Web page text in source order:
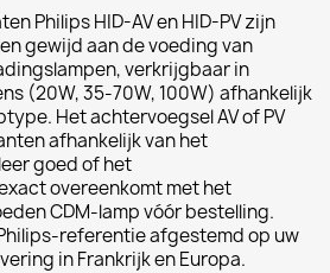
Philips HID-AV en HID-PVzijn
gewijd aan de voeding van
verkrijgbaar in
(20W, 35-70W, 100W) afhankelijk
Het achtervoegsel AV of PV
afhankelijk van het
goed of het
overeenkomt met het
CDM-lamp vóór bestelling.
referentie afgestemd op uw
in Frankrijk en Europa.